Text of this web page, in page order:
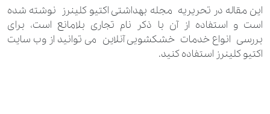
این مقاله در تحریریه مجله بهداشتی اکتیو کلینرز نوشته شده
است و استفاده از آن با ذکر نام تجاری بلامانع است، برای
بررسی انواع خدمات خشکشویی آنلاین می توانید از وب سایت
اکتیو کلینرز استفاده کنید.